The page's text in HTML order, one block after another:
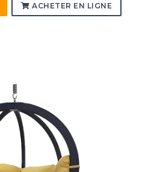
ACHETER EN LIGNE